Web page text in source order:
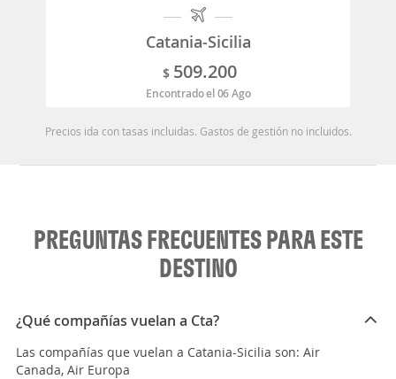
Catania-Sicilia
$ 509.200
Encontrado el 06 Ago
Precios ida con tasas incluidas. Gastos de gestión no incluidos.
PREGUNTAS FRECUENTES PARA ESTE
DESTINO
¿Qué compañías vuelan a Cta?
Las compañías que vuelan a Catania-Sicilia son: Air
Canada, Air Europa